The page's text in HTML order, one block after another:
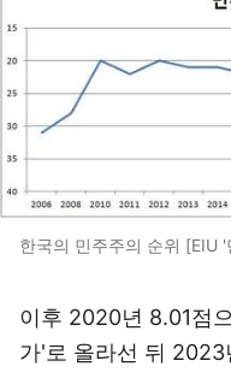
한국의 민주주의 순위 [EIU
이후 2020년 8.01점
가'로 올라선 뒤 2023